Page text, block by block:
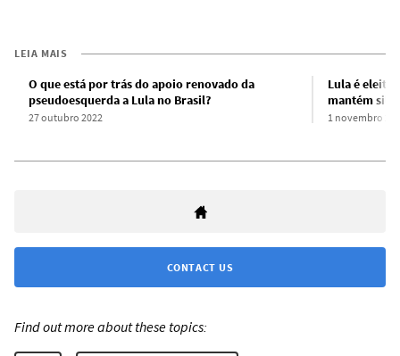
LEIA MAIS
O que está por trás do apoio renovado da
pseudoesquerda a Lula no Brasil?
27 outubro 2022
Lula é eleito
mantém
1 novembro
CONTACT US
Find out more about these topics: